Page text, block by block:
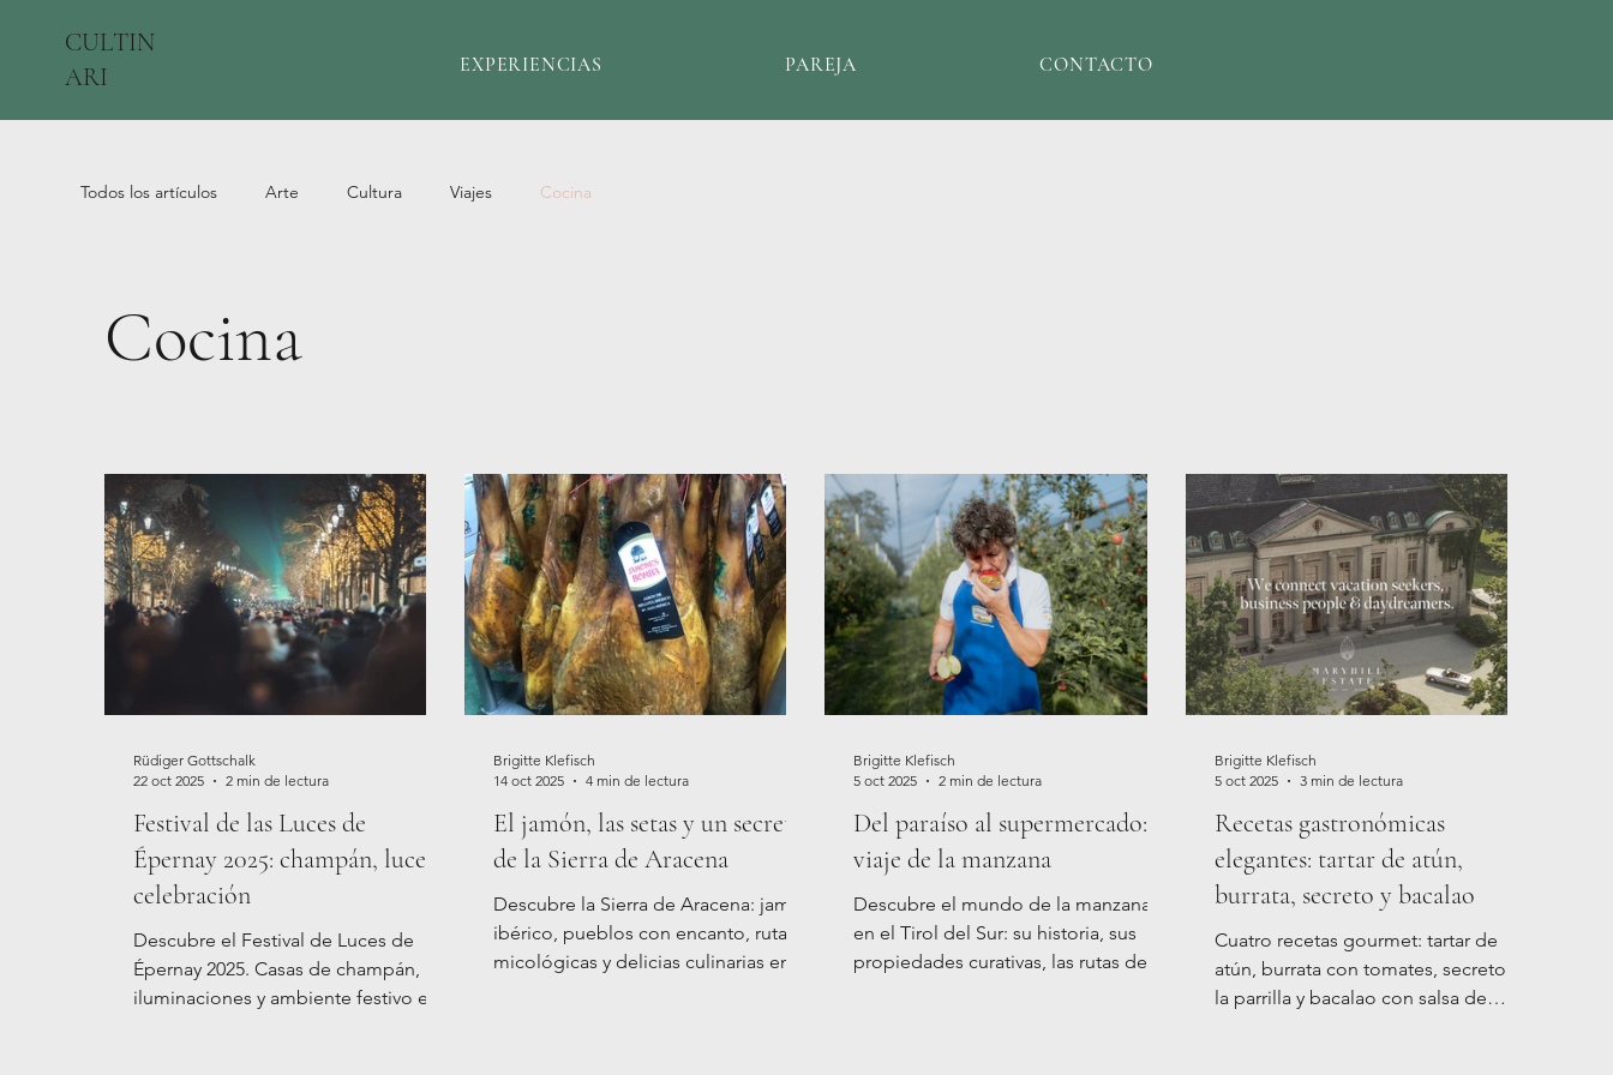
CULTIN
ARI
EXPERIENCIAS PAREJA CONTACTO
Todos los artículos Arte Cultura Viajes Cocina
Cocina
Festival de las Luces de
Épernay 2025: champán, luces y
celebración
Descubre el Festival de Luces de
Épernay 2025. Casas de champán,
iluminaciones y ambiente festivo en
Rüdiger Gottschalk
22 oct 2025
2 min de lectura
El jamón, las setas y un secreto
de la Sierra de Aracena
Descubre la Sierra de Aracena: jamón
ibérico, pueblos con encanto, rutas
micológicas y delicias culinarias en
Brigitte Klefisch
14 oct 2025
4 min de lectura
Del paraíso al supermercado: El
viaje de la manzana
Descubre el mundo de la manzana
en el Tirol del Sur: su historia, sus
propiedades curativas, las rutas de
Brigitte Klefisch
5 oct 2025
2 min de lectura
Recetas gastronómicas
elegantes: tartar de atún,
burrata, secreto y bacalao
Cuatro recetas gourmet: tartar de
atún, burrata con tomates, secreto a
la parrilla y bacalao con salsa de
Brigitte Klefisch
5 oct 2025
3 min de lectura